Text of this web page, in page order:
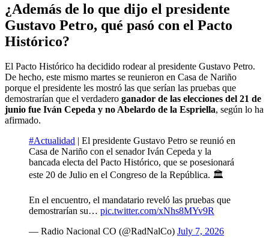
¿Además de lo que dijo el presidente
Gustavo Petro, qué pasó con el Pacto
Histórico?
El Pacto Histórico ha decidido rodear al presidente Gustavo Petro.
De hecho, este mismo martes se reunieron en Casa de Nariño
porque el presidente les mostró las que serían las pruebas que
demostrarían que el verdadero ganador de las elecciones del 21 de
junio fue Iván Cepeda y no Abelardo de la Espriella, según lo ha
afirmado.
#Actualidad | El presidente Gustavo Petro se reunió en
Casa de Nariño con el senador Iván Cepeda y la
bancada electa del Pacto Histórico, que se posesionará
este 20 de Julio en el Congreso de la República. 🏛️
En el encuentro, el mandatario reveló las pruebas que
demostrarían su… pic.twitter.com/xNhs8MYv9R
— Radio Nacional CO (@RadNalCo) July 7, 2026